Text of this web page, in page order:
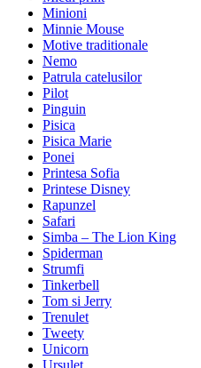
Minioni
Minnie Mouse
Motive traditionale
Nemo
Patrula catelusilor
Pilot
Pinguin
Pisica
Pisica Marie
Ponei
Printesa Sofia
Printese Disney
Rapunzel
Safari
Simba – The Lion King
Spiderman
Strumfi
Tinkerbell
Tom si Jerry
Trenulet
Tweety
Unicorn
Ursulet